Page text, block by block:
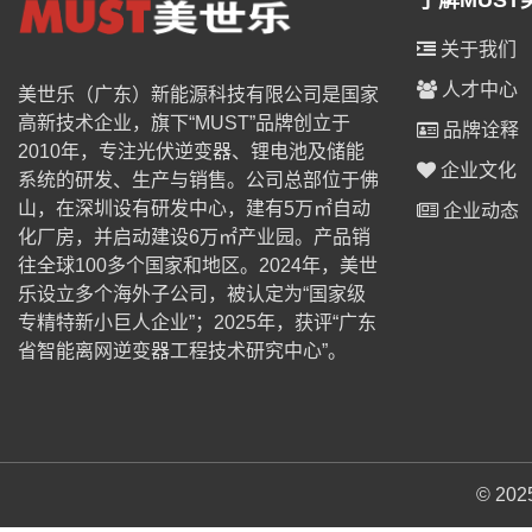
美世乐（广东）新能源科技有限公司是国家
高新技术企业，旗下“MUST”品牌创立于
2010年，专注光伏逆变器、锂电池及储能
系统的研发、生产与销售。公司总部位于佛
山，在深圳设有研发中心，建有5万㎡自动
化厂房，并启动建设6万㎡产业园。产品销
往全球100多个国家和地区。2024年，美世
乐设立多个海外子公司，被认定为“国家级
专精特新小巨人企业”；2025年，获评“广东
省智能离网逆变器工程技术研究中心”。
关于我们
人才中心
品牌诠释
企业文化
企业动态
©